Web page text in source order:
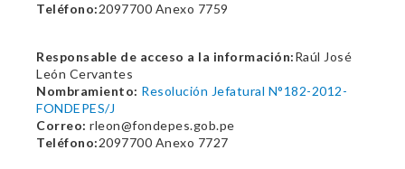
Teléfono:2097700 Anexo 7759
Responsable de acceso a la información:Raúl José
León Cervantes
Nombramiento: Resolución Jefatural N°182-2012-
FONDEPES/J
Correo: rleon@fondepes.gob.pe
Teléfono:2097700 Anexo 7727